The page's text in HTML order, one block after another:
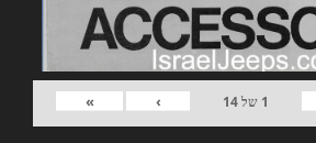
1 של14
›
»